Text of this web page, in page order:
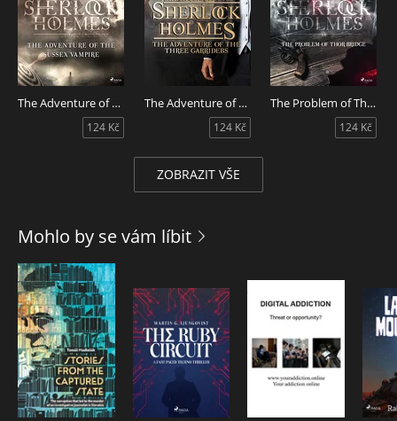
The Adventure of the Sussex Vampire
124 Kč
The Adventure of the Three Garridebs
124 Kč
The Problem of Thor Bridge
124 Kč
ZOBRAZIT VŠE
Mohlo by se vám líbit